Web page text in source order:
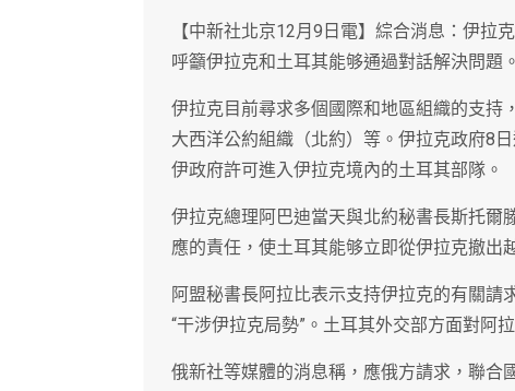
【中新社北京12月9日電】綜合消息：伊拉
呼籲伊拉克和土耳其能够通過對話解決問題。
伊拉克目前尋求多個國際和地區組織的支持
大西洋公約組織（北約）等。伊拉克政府8
伊政府許可進入伊拉克境內的土耳其部隊。
伊拉克總理阿巴迪當天與北約秘書長斯托爾
應的責任，使土耳其能够立即從伊拉克撤出
阿盟秘書長阿拉比表示支持伊拉克的有關
“干涉伊拉克局勢”。土耳其外交部方面對阿
俄新社等媒體的消息稱，應俄方請求，聯合